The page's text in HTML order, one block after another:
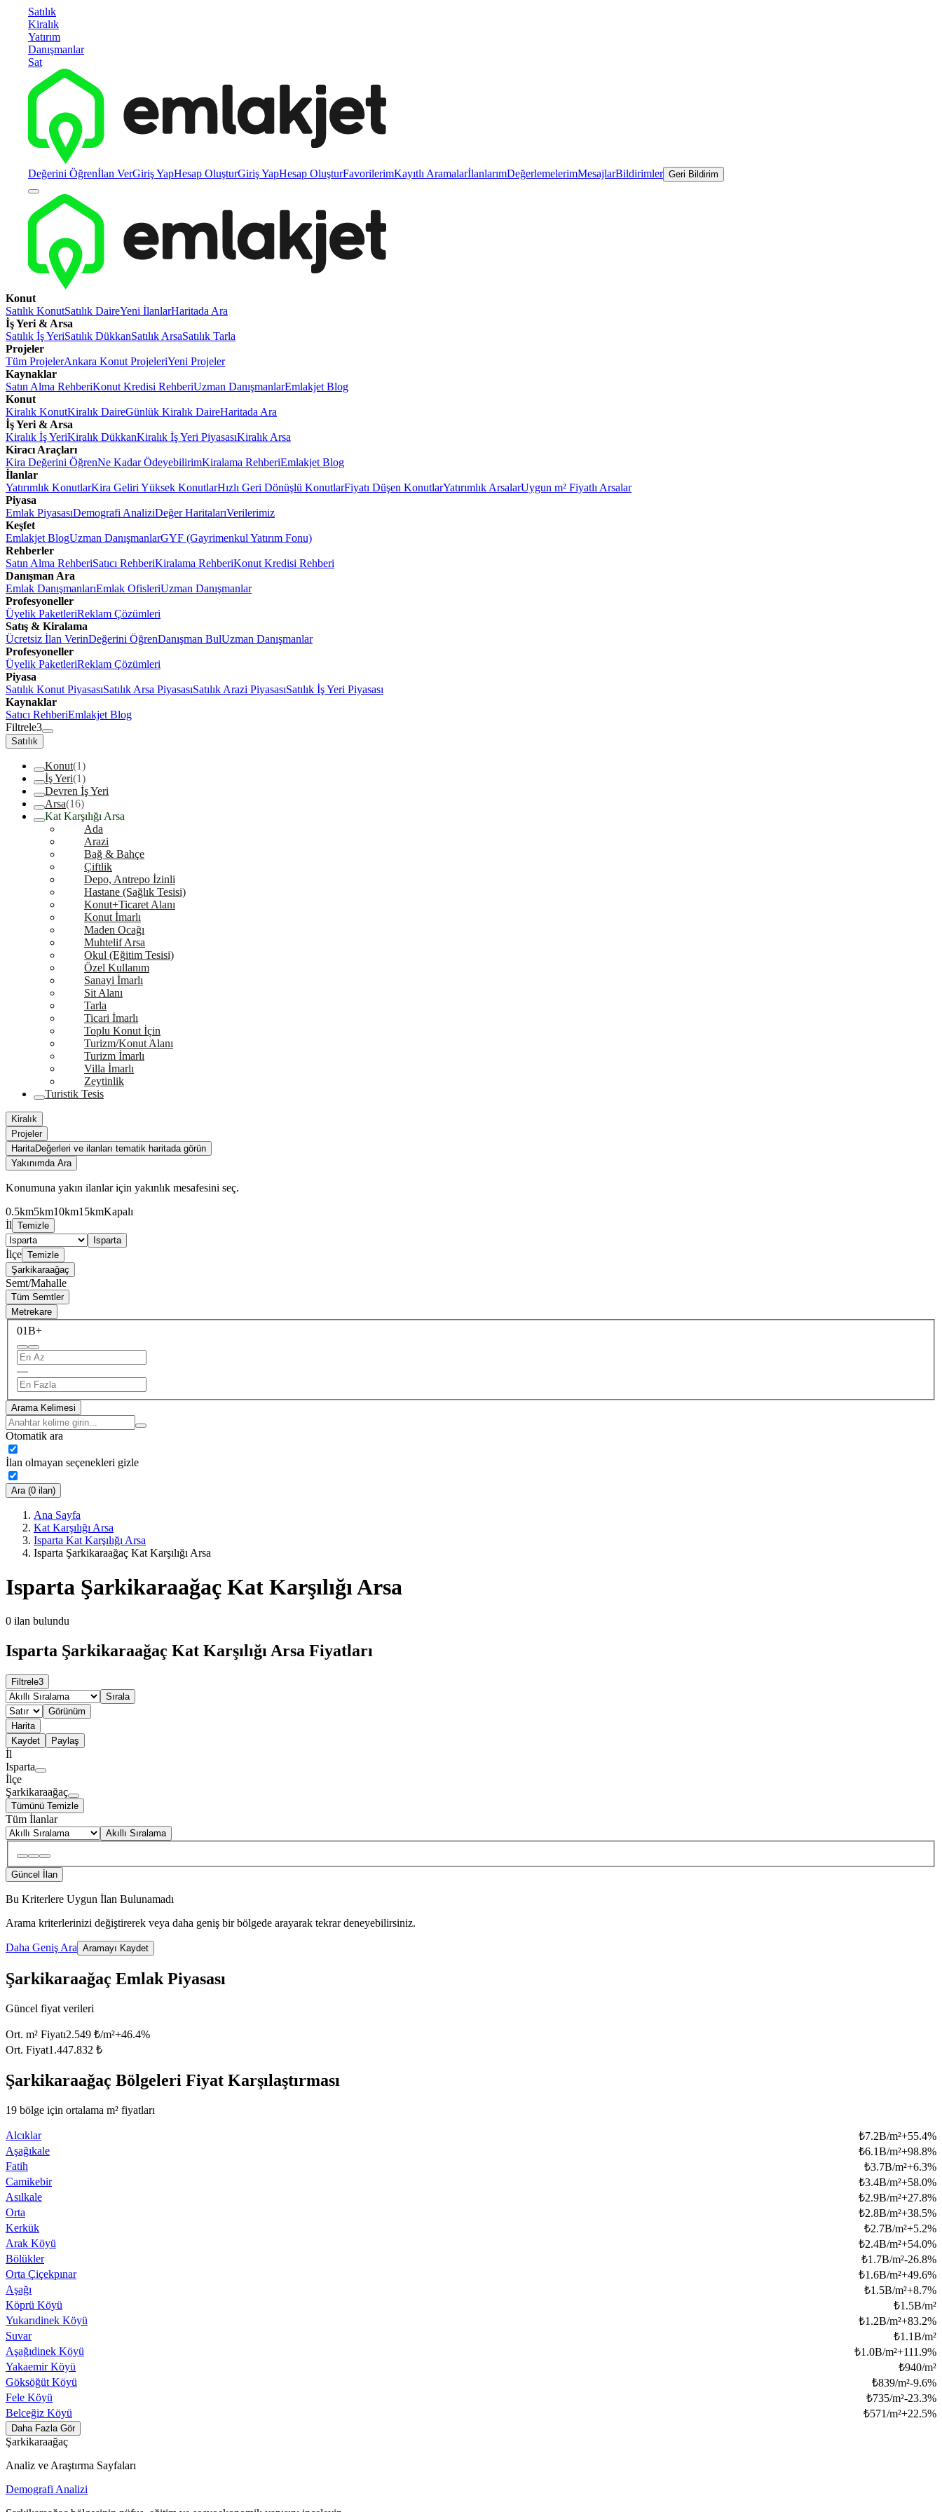
Satılık
Kiralık
Yatırım
Danışmanlar
Sat
Değerini Öğrenİlan VerGiriş YapHesap OluşturGiriş YapHesap OluşturFavorilerimKayıtlı AramalarİlanlarımDeğerlemelerimMesajlarBildirimler Geri Bildirim
Konut
Satılık KonutSatılık DaireYeni İlanlarHaritada Ara
İş Yeri & Arsa
Satılık İş YeriSatılık DükkanSatılık ArsaSatılık Tarla
Projeler
Tüm ProjelerAnkara Konut ProjeleriYeni Projeler
Kaynaklar
Satın Alma RehberiKonut Kredisi RehberiUzman DanışmanlarEmlakjet Blog
Konut
Kiralık KonutKiralık DaireGünlük Kiralık DaireHaritada Ara
İş Yeri & Arsa
Kiralık İş YeriKiralık DükkanKiralık İş Yeri PiyasasıKiralık Arsa
Kiracı Araçları
Kira Değerini ÖğrenNe Kadar ÖdeyebilirimKiralama RehberiEmlakjet Blog
İlanlar
Yatırımlık KonutlarKira Geliri Yüksek KonutlarHızlı Geri Dönüşlü KonutlarFiyatı Düşen KonutlarYatırımlık ArsalarUygun m² Fiyatlı Arsalar
Piyasa
Emlak PiyasasıDemografi AnaliziDeğer HaritalarıVerilerimiz
Keşfet
Emlakjet BlogUzman DanışmanlarGYF (Gayrimenkul Yatırım Fonu)
Rehberler
Satın Alma RehberiSatıcı RehberiKiralama RehberiKonut Kredisi Rehberi
Danışman Ara
Emlak DanışmanlarıEmlak OfisleriUzman Danışmanlar
Profesyoneller
Üyelik PaketleriReklam Çözümleri
Satış & Kiralama
Ücretsiz İlan VerinDeğerini ÖğrenDanışman BulUzman Danışmanlar
Profesyoneller
Üyelik PaketleriReklam Çözümleri
Piyasa
Satılık Konut PiyasasıSatılık Arsa PiyasasıSatılık Arazi PiyasasıSatılık İş Yeri Piyasası
Kaynaklar
Satıcı RehberiEmlakjet Blog
Filtrele3
Satılık
Konut(1)
İş Yeri(1)
Devren İş Yeri
Arsa(16)
Kat Karşılığı Arsa
Ada
Arazi
Bağ & Bahçe
Çiftlik
Depo, Antrepo İzinli
Hastane (Sağlık Tesisi)
Konut+Ticaret Alanı
Konut İmarlı
Maden Ocağı
Muhtelif Arsa
Okul (Eğitim Tesisi)
Özel Kullanım
Sanayi İmarlı
Sit Alanı
Tarla
Ticari İmarlı
Toplu Konut İçin
Turizm/Konut Alanı
Turizm İmarlı
Villa İmarlı
Zeytinlik
Turistik Tesis
Kiralık
Projeler
HaritaDeğerleri ve ilanları tematik haritada görün
Yakınımda Ara
Konumuna yakın ilanlar için yakınlık mesafesini seç.
0.5km5km10km15kmKapalı
İl Temizle
Isparta
İlçe Temizle
Şarkikaraağaç
Semt/Mahalle
Tüm Semtler
Metrekare
01B+
—
Arama Kelimesi
Otomatik ara
İlan olmayan seçenekleri gizle
Ara (0 ilan)
Ana Sayfa
Kat Karşılığı Arsa
Isparta Kat Karşılığı Arsa
Isparta Şarkikaraağaç Kat Karşılığı Arsa
Isparta Şarkikaraağaç Kat Karşılığı Arsa
0 ilan bulundu
Isparta Şarkikaraağaç Kat Karşılığı Arsa Fiyatları
Filtrele3
Sırala
Görünüm
Harita
Kaydet
Paylaş
İl
Isparta
İlçe
Şarkikaraağaç
Tümünü Temizle
Tüm İlanlar
Akıllı Sıralama
Güncel İlan
Bu Kriterlere Uygun İlan Bulunamadı
Arama kriterlerinizi değiştirerek veya daha geniş bir bölgede arayarak tekrar deneyebilirsiniz.
Daha Geniş Ara Aramayı Kaydet
Şarkikaraağaç Emlak Piyasası
Güncel fiyat verileri
Ort. m² Fiyatı2.549 ₺/m²+46.4%
Ort. Fiyat1.447.832 ₺
Şarkikaraağaç Bölgeleri Fiyat Karşılaştırması
19 bölge için ortalama m² fiyatları
Alcıklar ₺7.2B/m²+55.4%
Aşağıkale
₺6.1B/m²+98.8%
Fatih
₺3.7B/m²+6.3%
Camikebir
₺3.4B/m²+58.0%
Asılkale
₺2.9B/m²+27.8%
Orta
₺2.8B/m²+38.5%
Kerkük
₺2.7B/m²+5.2%
Arak Köyü
₺2.4B/m²+54.0%
Bölükler
₺1.7B/m²-26.8%
Orta Çiçekpınar
₺1.6B/m²+49.6%
Aşağı
₺1.5B/m²+8.7%
Köprü Köyü
₺1.5B/m²
Yukarıdinek Köyü
₺1.2B/m²+83.2%
Suvar
₺1.1B/m²
Aşağıdinek Köyü
₺1.0B/m²+111.9%
Yakaemir Köyü
₺940/m²
Göksöğüt Köyü
₺839/m²-9.6%
Fele Köyü
₺735/m²-23.3%
Belceğiz Köyü
₺571/m²+22.5%
Daha Fazla Gör
Şarkikaraağaç
Analiz ve Araştırma Sayfaları
Demografi Analizi